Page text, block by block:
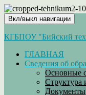
Вкл/выкл навигации
КГБПОУ "Бийский
ГЛАВНАЯ
Сведения об
Основные
Структура
Документы